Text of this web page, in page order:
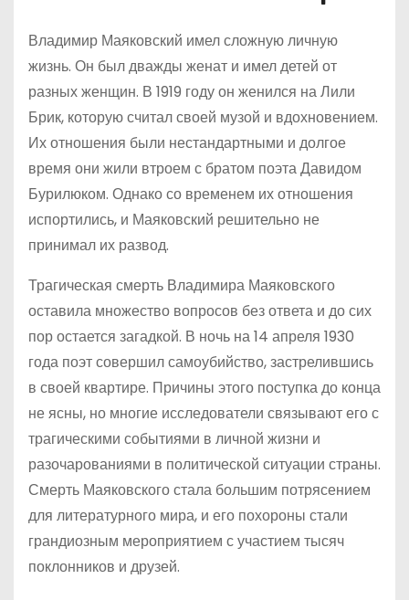
Владимир Маяковский имел сложную личную
жизнь. Он был дважды женат и имел детей от
разных женщин. В 1919 году он женился на Лили
Брик, которую считал своей музой и вдохновением.
Их отношения были нестандартными и долгое
время они жили втроем с братом поэта Давидом
Бурилюком. Однако со временем их отношения
испортились, и Маяковский решительно не
принимал их развод.
Трагическая смерть Владимира Маяковского
оставила множество вопросов без ответа и до сих
пор остается загадкой. В ночь на 14 апреля 1930
года поэт совершил самоубийство, застрелившись
в своей квартире. Причины этого поступка до конца
не ясны, но многие исследователи связывают его с
трагическими событиями в личной жизни и
разочарованиями в политической ситуации страны.
Смерть Маяковского стала большим потрясением
для литературного мира, и его похороны стали
грандиозным мероприятием с участием тысяч
поклонников и друзей.